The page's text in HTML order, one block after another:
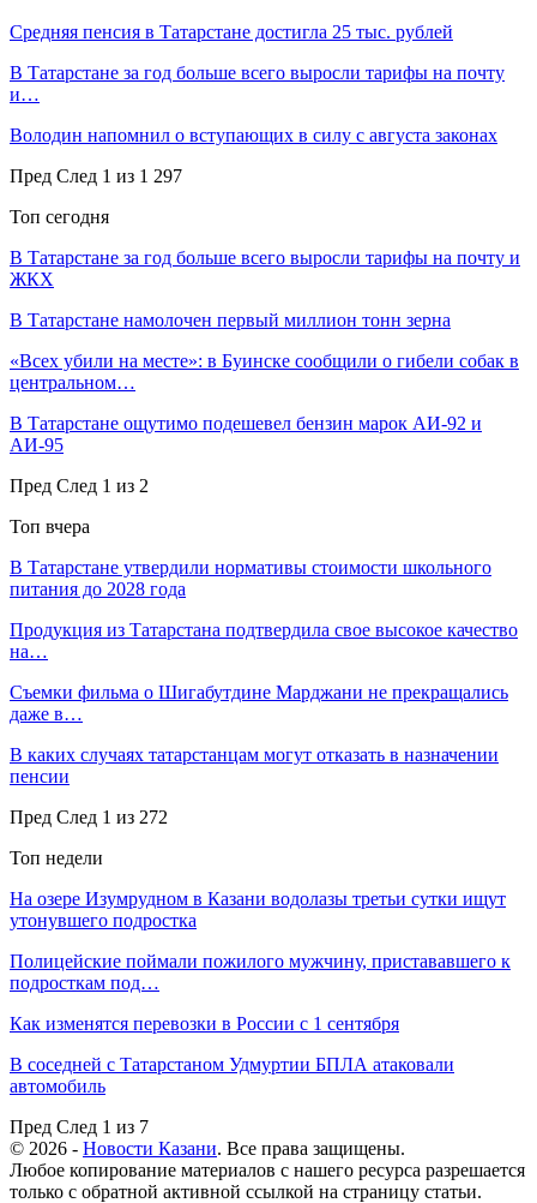
Средняя пенсия в Татарстане достигла 25 тыс. рублей
В Татарстане за год больше всего выросли тарифы на почту
и…
Володин напомнил о вступающих в силу с августа законах
Пред След 1 из 1 297
Топ сегодня
В Татарстане за год больше всего выросли тарифы на почту и
ЖКХ
В Татарстане намолочен первый миллион тонн зерна
«Всех убили на месте»: в Буинске сообщили о гибели собак в
центральном…
В Татарстане ощутимо подешевел бензин марок АИ-92 и
АИ-95
Пред След 1 из 2
Топ вчера
В Татарстане утвердили нормативы стоимости школьного
питания до 2028 года
Продукция из Татарстана подтвердила свое высокое качество
на…
Съемки фильма о Шигабутдине Марджани не прекращались
даже в…
В каких случаях татарстанцам могут отказать в назначении
пенсии
Пред След 1 из 272
Топ недели
На озере Изумрудном в Казани водолазы третьи сутки ищут
утонувшего подростка
Полицейские поймали пожилого мужчину, пристававшего к
подросткам под…
Как изменятся перевозки в России с 1 сентября
В соседней с Татарстаном Удмуртии БПЛА атаковали
автомобиль
Пред След 1 из 7
© 2026 - Новости Казани. Все права защищены.
Любое копирование материалов с нашего ресурса разрешается
только с обратной активной ссылкой на страницу статьи.